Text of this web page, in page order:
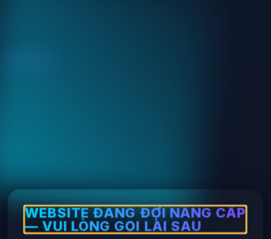
WEBSITE ĐANG ĐỢI NÂNG CẤP
— VUI LÒNG GỌI LẠI SAU